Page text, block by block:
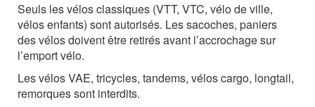
Seuls les vélos classiques (VTT, VTC, vélo de ville,
vélos enfants) sont autorisés. Les sacoches, paniers
des vélos doivent être retirés avant l’accrochage sur
l’emport vélo.
Les vélos VAE, tricycles, tandems, vélos cargo, longtail,
remorques sont interdits.